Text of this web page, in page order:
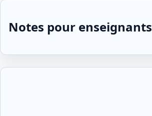
Notes pour enseignants